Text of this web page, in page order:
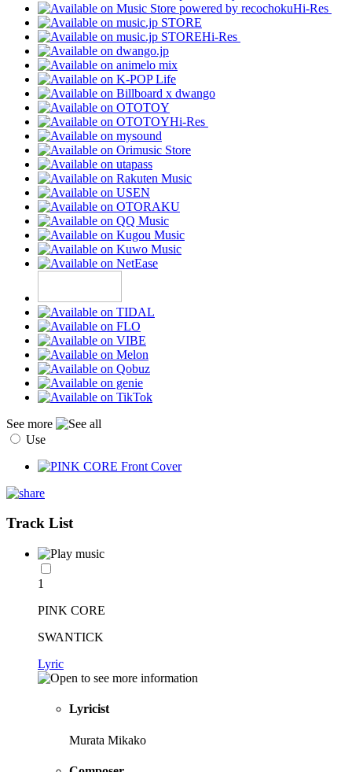
Hi-Res
Hi-Res
Hi-Res
See more
Use
Track List
1
PINK CORE
SWANTICK
Lyric
Lyricist
Murata Mikako